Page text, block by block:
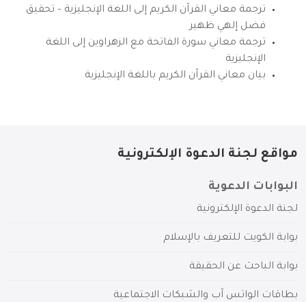
ترجمة معاني القرآن الكريم إلى اللغة الإنجليزية – تحقيق
فضل إلهي ظهير
ترجمة معاني سورة الفاتحة مع الزهراوين إلى اللغة
الإنجليزية
بيان معاني القرآن الكريم باللغة الإنجليزية
مواقع لجنة الدعوة الإلكترونية
البوابات الدعوية
لجنة الدعوة الإلكترونية
بوابة الكويت للتعريف بالإسلام
بوابة الباحث عن الحقيقة
بطاقات الواتس آب والشبكات الاجتماعية